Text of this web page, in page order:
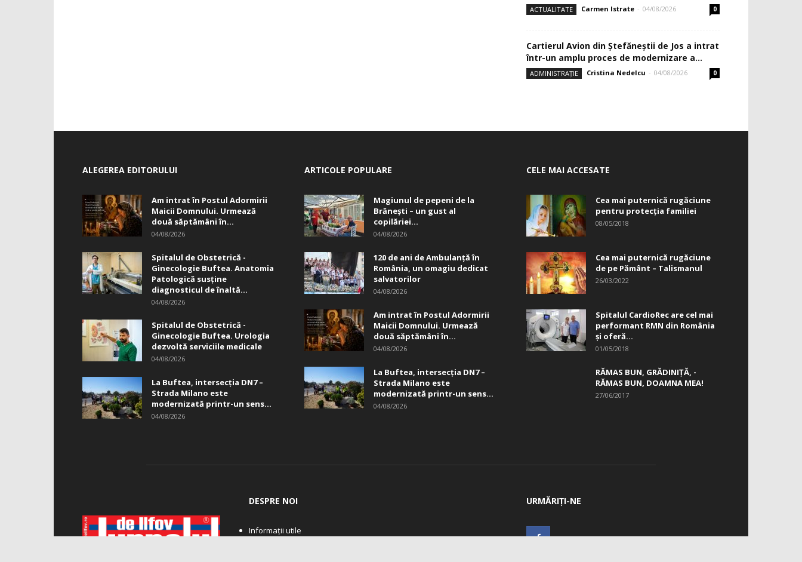
ACTUALITATE Carmen Istrate - 04/08/2026 0
Cartierul Avion din Ştefăneştii de Jos a intrat
într-un amplu proces de modernizare a...
ADMINISTRAȚIE Cristina Nedelcu - 04/08/2026 0
ALEGEREA EDITORULUI
Am intrat în Postul Adormirii
Maicii Domnului. Urmează
două săptămâni în...
04/08/2026
Spitalul de Obstetrică -
Ginecologie Buftea. Anatomia
Patologică susţine
diagnosticul de înaltă...
04/08/2026
Spitalul de Obstetrică -
Ginecologie Buftea. Urologia
dezvoltă serviciile medicale
04/08/2026
La Buftea, intersecţia DN7 –
Strada Milano este
modernizată printr-un sens...
04/08/2026
ARTICOLE POPULARE
Magiunul de pepeni de la
Brăneşti – un gust al
copilăriei...
04/08/2026
120 de ani de Ambulanță în
România, un omagiu dedicat
salvatorilor
04/08/2026
Am intrat în Postul Adormirii
Maicii Domnului. Urmează
două săptămâni în...
04/08/2026
La Buftea, intersecţia DN7 –
Strada Milano este
modernizată printr-un sens...
04/08/2026
CELE MAI ACCESATE
Cea mai puternică rugăciune
pentru protecția familiei
08/05/2018
Cea mai puternică rugăciune
de pe Pământ – Talismanul
26/03/2022
Spitalul CardioRec are cel mai
performant RMN din România
și oferă...
01/05/2018
RĂMAS BUN, GRĂDINIŢĂ, ­
RĂMAS BUN, DOAMNA MEA!
27/06/2017
DESPRE NOI
Informații utile
URMĂRIȚI-NE